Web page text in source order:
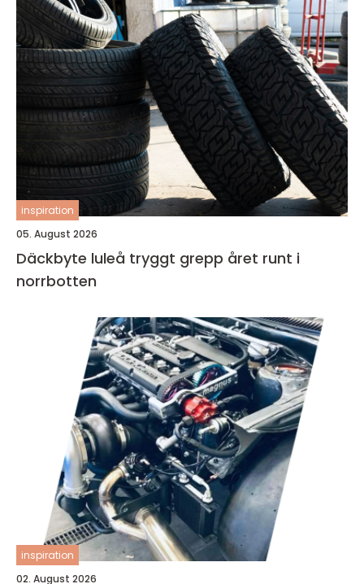
inspiration
05. August 2026
Däckbyte luleå tryggt grepp året runt i
norrbotten
inspiration
02. August 2026